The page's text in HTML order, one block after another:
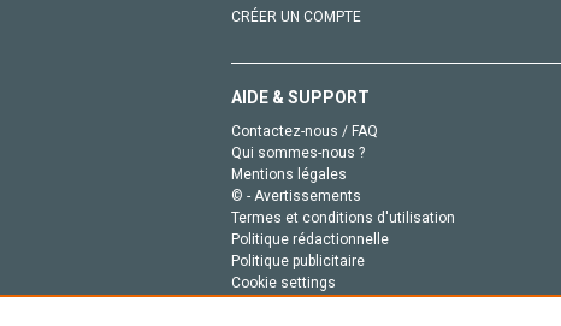
CRÉER UN COMPTE
AIDE & SUPPORT
Contactez-nous / FAQ
Qui sommes-nous ?
Mentions légales
© - Avertissements
Termes et conditions d'utilisation
Politique rédactionnelle
Politique publicitaire
Cookie settings